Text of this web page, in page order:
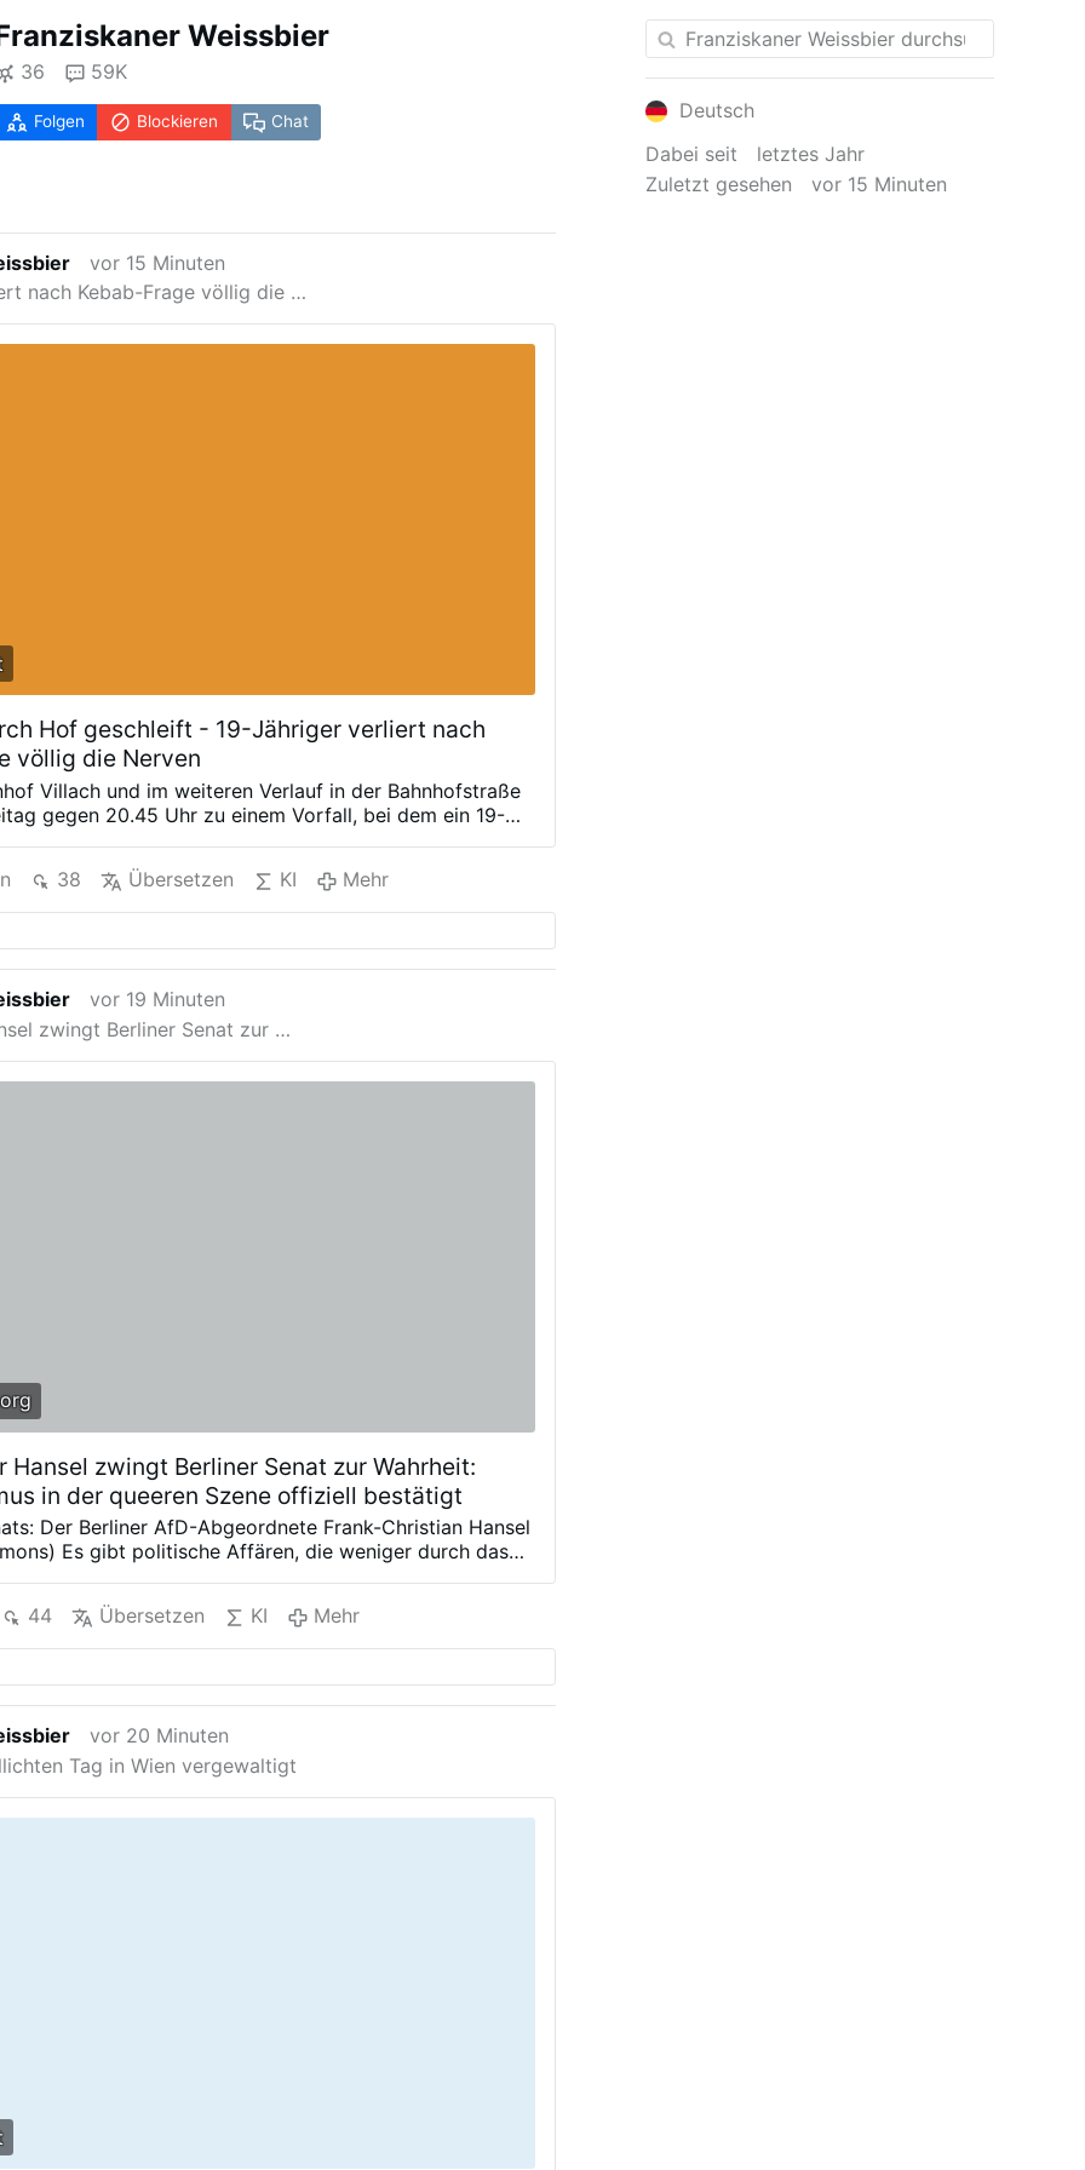
Weissbier
36 59K
Folgen Blockieren Chat
vor 15 Minuten
nach Kebab-Frage völlig die …
Hof geschleift - 19-Jähriger verliert nach
völlig die Nerven
Villach und im weiteren Verlauf in der Bahnhofstraße
gegen 20.45 Uhr zu einem Vorfall, bei dem ein 19-
aus der Hosentasche gestohlen haben soll.
gefragt Danach soll der 19-Jährige, der in
19-jährigen Irakers war, die 16-Jährige sowie deren 18-
um Bargeld für einen Kebab gebeten haben. Die
bis in die Bahnhofstraße begleitet haben. Keine Inhalte
können wir dir aufgrund deiner
keine externen Inhalte anzeigen. Aktiviere
um sämtliche Inhalte dieses Artikels sehen zu
Cookie-Einstellungen Nachdem die 18-Jährige
38 Übersetzen KI Mehr
vor 19 Minuten
zwingt Berliner Senat zur …
Hansel zwingt Berliner Senat zur Wahrheit:
in der queeren Szene offiziell bestätigt
Der Berliner AfD-Abgeordnete Frank-Christian Hansel
Es gibt politische Affären, die weniger durch das
Genau ein solcher Fall erschüttert derzeit den Berliner
Land Berlin selbst in Auftrag gegebenes Dossier über
in Teilen der queeren Szene lag monatelang fertig in
der Verwaltung. Öffentlich wurde das erst, nachdem PP
nicht lockerließ und den Senat mit einer Reihe
Anfragen unter Druck setzte. Nun liegt die offizielle
auf Hansels jüngste schriftliche Anfrage
nicht nur den ungewöhnlichen Umgang mit dem
enthält eine Reihe aufschlussreicher Eingeständnisse.
44 Übersetzen KI Mehr
vor 20 Minuten
Tag in Wien vergewaltigt
Deutsch
Dabei seit
letztes Jahr
Zuletzt gesehen
vor 15 Minuten